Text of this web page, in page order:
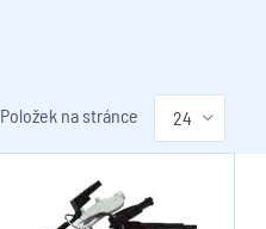
Položek na stránce